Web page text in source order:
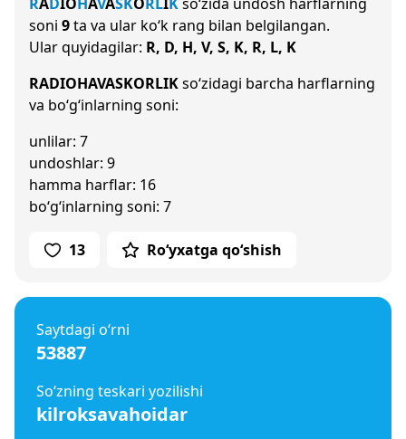
soni 9ta va ular ko‘k rang bilan belgilangan.
Ular quyidagilar: R, D, H, V, S, K, R, L, K
RADIOHAVASKORLIKso‘zidagi barcha harflarning
va bo‘g‘inlarning soni:
unlilar: 7
undoshlar: 9
hamma harflar: 16
bo‘g‘inlarning soni: 7
13 Ro‘yxatga qo‘shish
Saytdagi o‘rni
53887
So‘zning teskari yozilishi
kilroksavahoidar